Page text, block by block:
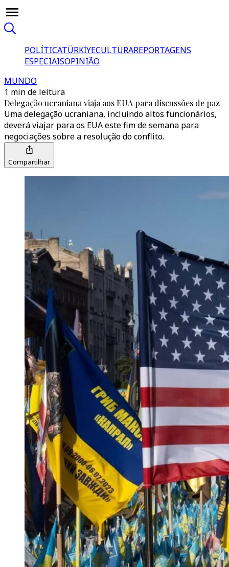
POLÍTICATÜRKİYECULTURAREPORTAGENS
ESPECIAISOPINIÃO
MUNDO
1 min de leitura
Delegação ucraniana viaja aos EUA para discussões de paz
Uma delegação ucraniana, incluindo altos funcionários,
deverá viajar para os EUA este fim de semana para
negociações sobre a resolução do conflito.
Compartilhar